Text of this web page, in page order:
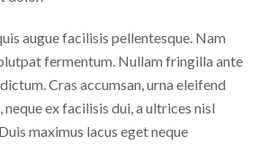
augue facilisis pellentesque. Nam
fermentum. Nullam fringilla ante
Cras accumsan, urna eleifend
ex facilisis dui, a ultrices nisl
maximus lacus eget neque